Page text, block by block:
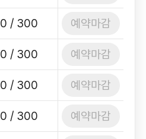
0 / 300 예약마감
0 / 300 예약마감
0 / 300 예약마감
0 / 300 예약마감